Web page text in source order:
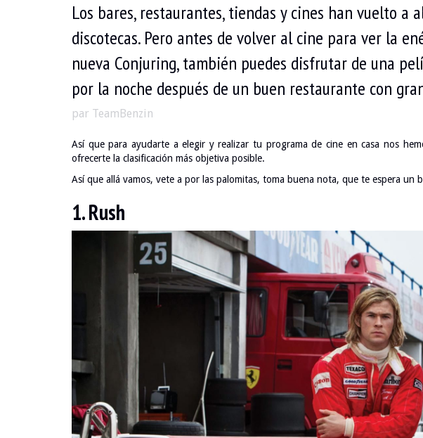
Los bares, restaurantes, tiendas y cines han vuelto a
discotecas. Pero antes de volver al cine para ver la
nueva Conjuring, también puedes disfrutar de una
por la noche después de un buen restaurante con
par TeamBenzin
Así que para ayudarte a elegir y realizar tu programa de cine en casa nos
ofrecerte la clasificación más objetiva posible.
Así que allá vamos, vete a por las palomitas, toma buena nota, que te espera un
1. Rush